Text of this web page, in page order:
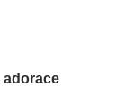
adorace